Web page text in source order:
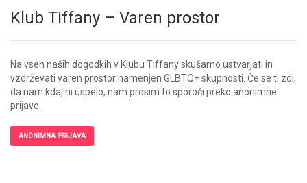
Klub Tiffany – Varen prostor
Na vseh naših dogodkih v Klubu Tiffany skušamo ustvarjati in
vzdrževati varen prostor namenjen GLBTQ+ skupnosti. Če se ti zdi,
da nam kdaj ni uspelo, nam prosim to sporoči preko anonimne
prijave.
ANONIMNA PRIJAVA